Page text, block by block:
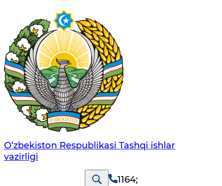
O‘zbеkistоn Rеspublikаsi Tashqi ishlаr
vаzirligi
1164;